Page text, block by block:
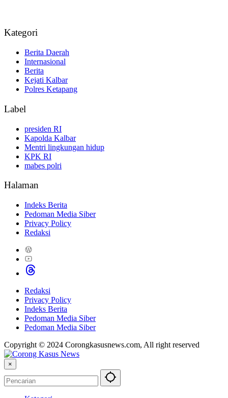
Kategori
Berita Daerah
Internasional
Berita
Kejati Kalbar
Polres Ketapang
Label
presiden RI
Kapolda Kalbar
Mentri lingkungan hidup
KPK RI
mabes polri
Halaman
Indeks Berita
Pedoman Media Siber
Privacy Policy
Redaksi
Redaksi
Privacy Policy
Indeks Berita
Pedoman Media Siber
Pedoman Media Siber
Copyright © 2024 Corongkasusnews.com, All right reserved
×